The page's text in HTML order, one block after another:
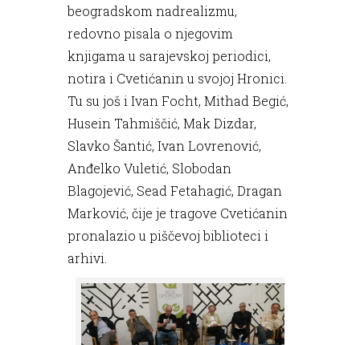
beogradskom nadrealizmu,
redovno pisala o njegovim
knjigama u sarajevskoj periodici,
notira i Cvetićanin u svojoj Hronici.
Tu su još i Ivan Focht, Mithad Begić,
Husein Tahmiščić, Mak Dizdar,
Slavko Šantić, Ivan Lovrenović,
Anđelko Vuletić, Slobodan
Blagojević, Sead Fetahagić, Dragan
Marković, čije je tragove Cvetićanin
pronalazio u piščevoj biblioteci i
arhivi.